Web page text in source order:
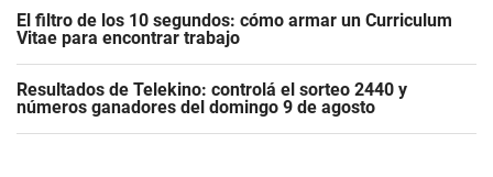
El filtro de los 10 segundos: cómo armar un Curriculum
Vitae para encontrar trabajo
Resultados de Telekino: controlá el sorteo 2440 y
números ganadores del domingo 9 de agosto